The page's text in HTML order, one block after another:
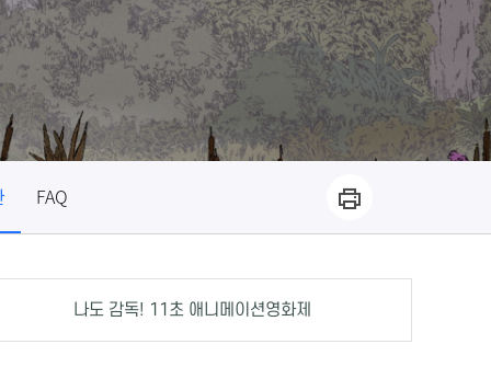
FAQ
나도 감독! 11초 애니메이션영화제